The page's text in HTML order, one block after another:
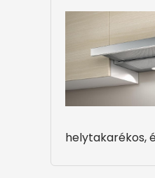
helytakarékos,